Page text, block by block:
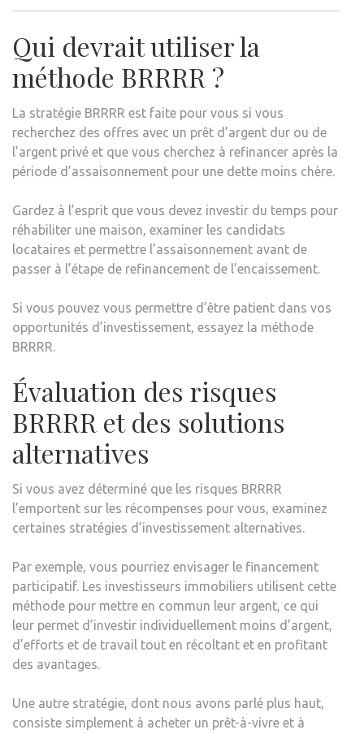
Qui devrait utiliser la
méthode BRRRR ?
La stratégie BRRRR est faite pour vous si vous
recherchez des offres avec un prêt d’argent dur ou de
l’argent privé et que vous cherchez à refinancer après la
période d’assaisonnement pour une dette moins chère.
Gardez à l’esprit que vous devez investir du temps pour
réhabiliter une maison, examiner les candidats
locataires et permettre l’assaisonnement avant de
passer à l’étape de refinancement de l’encaissement.
Si vous pouvez vous permettre d’être patient dans vos
opportunités d’investissement, essayez la méthode
BRRRR.
Évaluation des risques
BRRRR et des solutions
alternatives
Si vous avez déterminé que les risques BRRRR
l’emportent sur les récompenses pour vous, examinez
certaines stratégies d’investissement alternatives.
Par exemple, vous pourriez envisager le financement
participatif. Les investisseurs immobiliers utilisent cette
méthode pour mettre en commun leur argent, ce qui
leur permet d’investir individuellement moins d’argent,
d’efforts et de travail tout en récoltant et en profitant
des avantages.
Une autre stratégie, dont nous avons parlé plus haut,
consiste simplement à acheter un prêt-à-vivre et à